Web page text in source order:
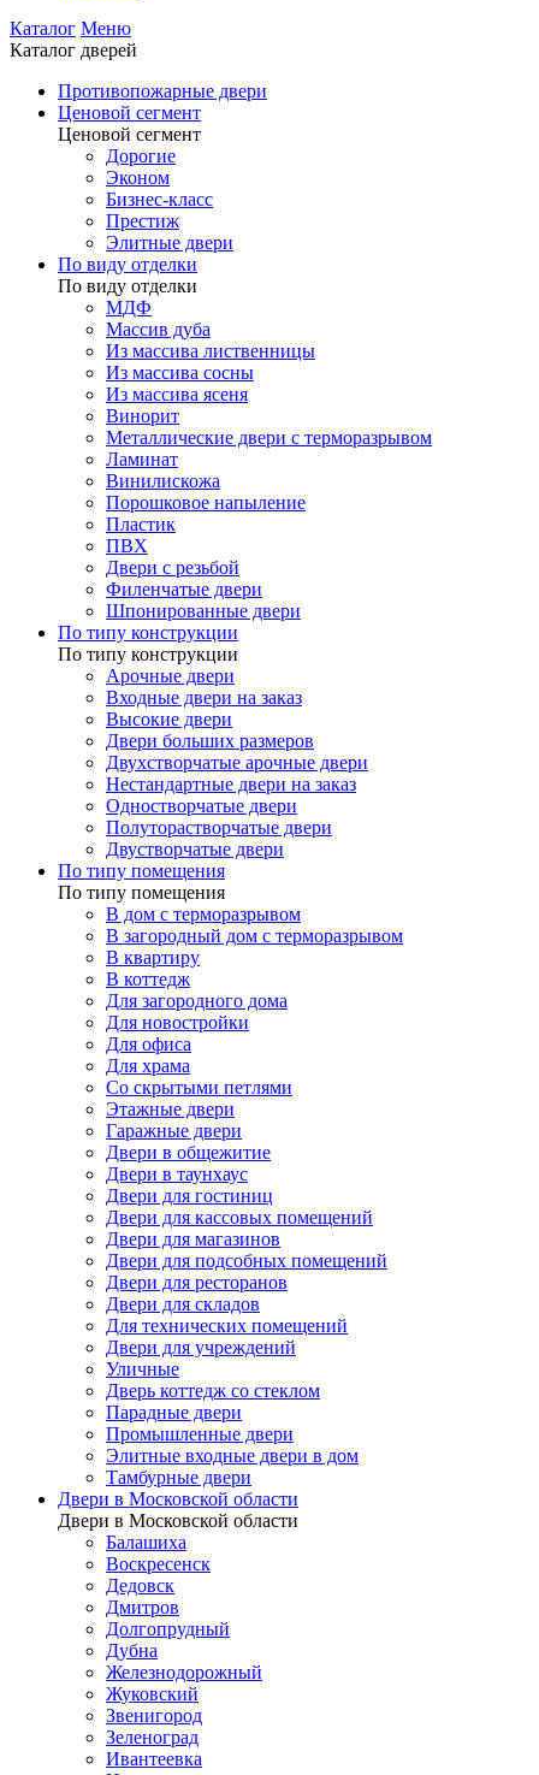
Каталог Меню
Каталог дверей
Противопожарные двери
Ценовой сегмент
Ценовой сегмент
Дорогие
Эконом
Бизнес-класс
Престиж
Элитные двери
По виду отделки
По виду отделки
МДФ
Массив дуба
Из массива лиственницы
Из массива сосны
Из массива ясеня
Винорит
Металлические двери с терморазрывом
Ламинат
Винилискожа
Порошковое напыление
Пластик
ПВХ
Двери с резьбой
Филенчатые двери
Шпонированные двери
По типу конструкции
По типу конструкции
Арочные двери
Входные двери на заказ
Высокие двери
Двери больших размеров
Двухстворчатые арочные двери
Нестандартные двери на заказ
Одностворчатые двери
Полуторастворчатые двери
Двустворчатые двери
По типу помещения
По типу помещения
В дом с терморазрывом
В загородный дом с терморазрывом
В квартиру
В коттедж
Для загородного дома
Для новостройки
Для офиса
Для храма
Со скрытыми петлями
Этажные двери
Гаражные двери
Двери в общежитие
Двери в таунхаус
Двери для гостиниц
Двери для кассовых помещений
Двери для магазинов
Двери для подсобных помещений
Двери для ресторанов
Двери для складов
Для технических помещений
Двери для учреждений
Уличные
Дверь коттедж со стеклом
Парадные двери
Промышленные двери
Элитные входные двери в дом
Тамбурные двери
Двери в Московской области
Двери в Московской области
Балашиха
Воскресенск
Дедовск
Дмитров
Долгопрудный
Дубна
Железнодорожный
Жуковский
Звенигород
Зеленоград
Ивантеевка